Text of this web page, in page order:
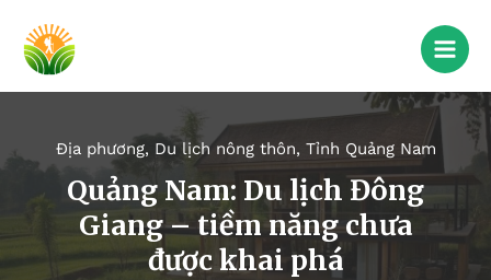
Địa phương, Du lịch nông thôn, Tỉnh Quảng Nam
Quảng Nam: Du lịch Đông
Giang – tiềm năng chưa
được khai phá